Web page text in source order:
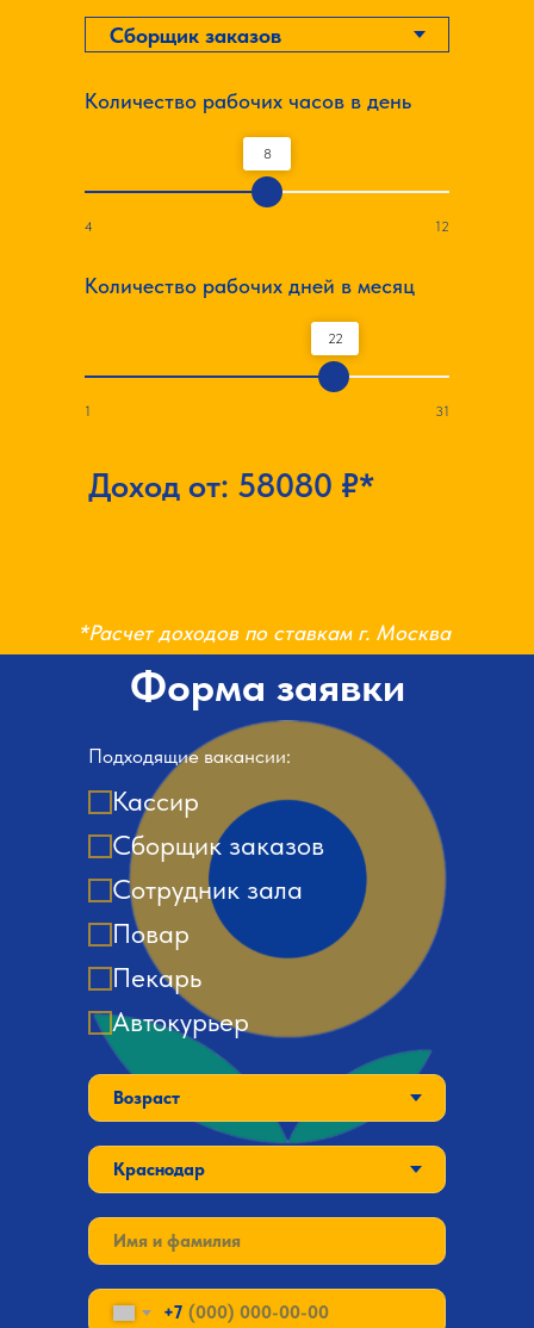
Количество рабочих часов в день
8
4 12
Количество рабочих дней в месяц
22
1 31
Доход от: 58080 ₽*
*Расчет доходов по ставкам г. Москва
Подходящие вакансии:
Кассир
Сборщик заказов
Сотрудник зала
Повар
Пекарь
Автокурьер
+7
Форма заявки